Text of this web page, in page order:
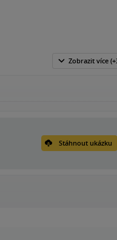
Zobrazit více
Stáhnout ukázku